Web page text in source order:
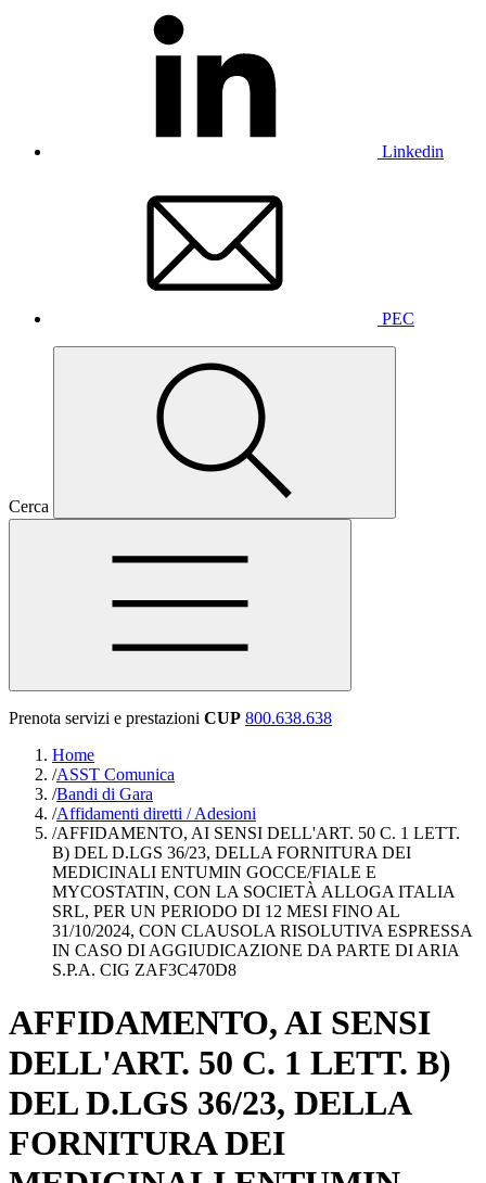
Linkedin
PEC
Cerca
Prenota servizi e prestazioni CUP 800.638.638
Home
/ASST Comunica
/Bandi di Gara
/Affidamenti diretti / Adesioni
/AFFIDAMENTO, AI SENSI DELL'ART. 50 C. 1 LETT.
B) DEL D.LGS 36/23, DELLA FORNITURA DEI
MEDICINALI ENTUMIN GOCCE/FIALE E
MYCOSTATIN, CON LA SOCIETÀ ALLOGA ITALIA
SRL, PER UN PERIODO DI 12 MESI FINO AL
31/10/2024, CON CLAUSOLA RISOLUTIVA ESPRESSA
IN CASO DI AGGIUDICAZIONE DA PARTE DI ARIA
S.P.A. CIG ZAF3C470D8
AFFIDAMENTO, AI SENSI
DELL'ART. 50 C. 1 LETT. B)
DEL D.LGS 36/23, DELLA
FORNITURA DEI